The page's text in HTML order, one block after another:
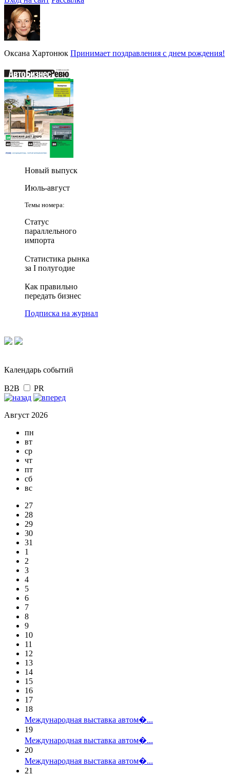
Оксана Хартонюк Принимает поздравления с днем рождения!
Новый выпуск
Июль-август
Темы номера:
Статус
параллельного
импорта
Статистика рынка
за I полугодие
Как правильно
передать бизнес
Подписка на журнал
Календарь событий
B2B PR
Август 2026
пн
вт
ср
чт
пт
сб
вс
27
28
29
30
31
1
2
3
4
5
6
7
8
9
10
11
12
13
14
15
16
17
18
Международная выставка автом�...
19
Международная выставка автом�...
20
Международная выставка автом�...
21